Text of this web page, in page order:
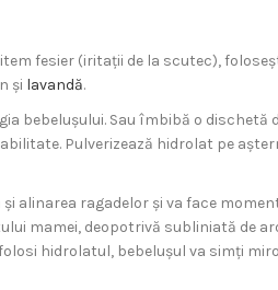
fesier (iritații de la scutec),
și lavandă.
bebelușului. Sau îmbibă o
Pulverizează hidrolat pe
alinarea ragadelor și va face
mamei, deopotrivă subliniată de
hidrolatul, bebelușul va simți